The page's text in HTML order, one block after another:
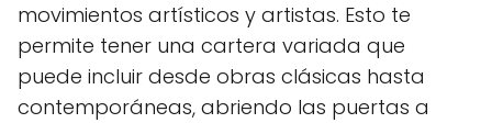
movimientos artísticos y artistas. Esto te
permite tener una cartera variada que
puede incluir desde obras clásicas hasta
contemporáneas, abriendo las puertas a